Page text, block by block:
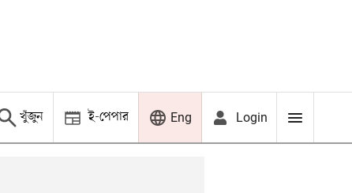
খুঁজুন ই-পেপার Eng Login